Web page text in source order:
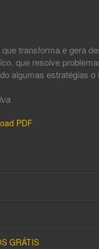
transforma e gera
que resolve
algumas estratégias
PDF
GRÁTIS